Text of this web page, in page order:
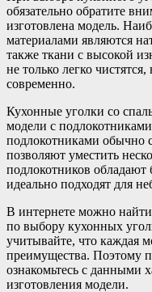
обязательно обратите
изготовлена модель.
материалами являются
также ткани с высокой
не только легко
современно.
Кухонные уголки со
модели с
подлокотниками обычно
позволяют уместить
подлокотников
идеально подходят для
В интернете можно
по выбору кухонных
учитывайте, что каждая
преимущества. Поэтому
ознакомьтесь с данными
изготовления модели.